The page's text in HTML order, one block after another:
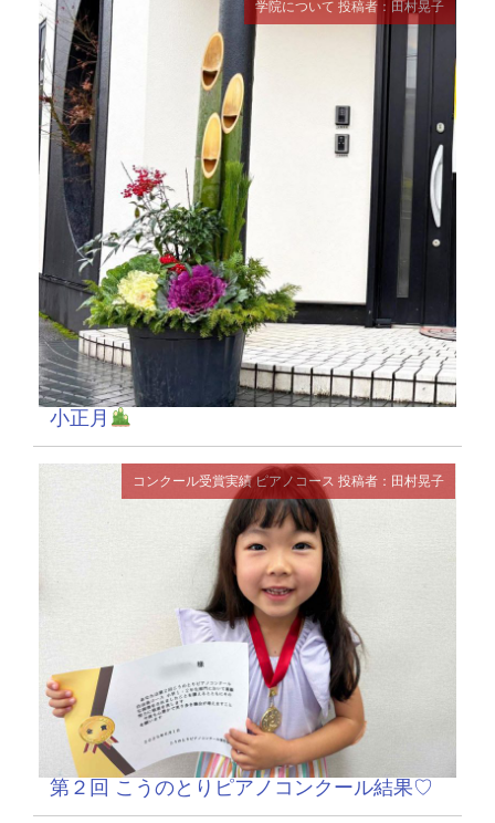
学院について 投稿者：田村晃子
小正月
コンクール受賞実績 ピアノコース 投稿者：田村晃子
第２回 こうのとりピアノコンクール結果♡